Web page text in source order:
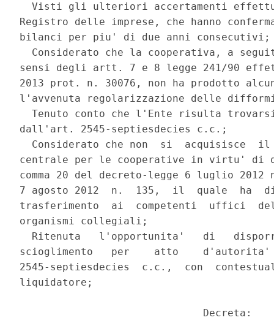
Visti gli ulteriori accertamenti
Registro delle imprese, che hanno
bilanci per piu' di due anni
Considerato che la cooperativa, a
sensi degli artt. 7 e 8 legge 241/90
2013 prot. n. 30076, non ha prodotto
l'avvenuta regolarizzazione delle
Tenuto conto che l'Ente risulta
dall'art. 2545-septiesdecies c.c.;
Considerato che non  si  acquisisce
centrale per le cooperative in virtu' di
comma 20 del decreto-legge 6 luglio
7 agosto 2012  n.  135,  il  quale  ha
trasferimento  ai  competenti  uffici
organismi collegiali;
Ritenuta   l'opportunita'   di
scioglimento   per    atto
2545-septiesdecies  c.c.,  con
liquidatore;
                              Decreta: